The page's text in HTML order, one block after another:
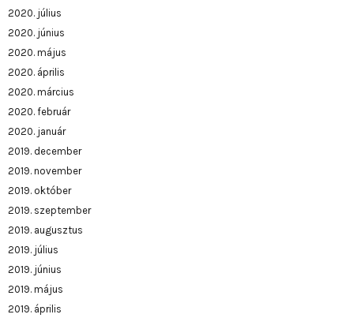
2020. július
2020. június
2020. május
2020. április
2020. március
2020. február
2020. január
2019. december
2019. november
2019. október
2019. szeptember
2019. augusztus
2019. július
2019. június
2019. május
2019. április